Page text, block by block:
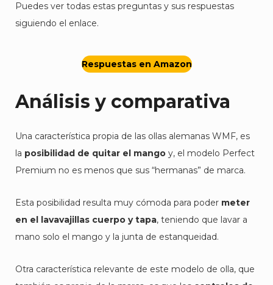
Puedes ver todas estas preguntas y sus respuestas
siguiendo el enlace.
Respuestas en Amazon
Análisis y comparativa
Una característica propia de las ollas alemanas WMF, es
la posibilidad de quitar el mango y, el modelo Perfect
Premium no es menos que sus “hermanas” de marca.
Esta posibilidad resulta muy cómoda para poder meter
en el lavavajillas cuerpo y tapa, teniendo que lavar a
mano solo el mango y la junta de estanqueidad.
Otra característica relevante de este modelo de olla, que